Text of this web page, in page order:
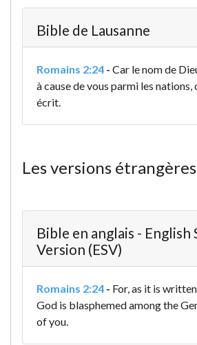
Bible de Lausanne
Romains 2:24 - Car le nom de
à cause de vous parmi les nations,
écrit.
Les versions étrangères
Bible en anglais - English
Version (ESV)
Romains 2:24 - For, as it is
God is blasphemed among the
of you.